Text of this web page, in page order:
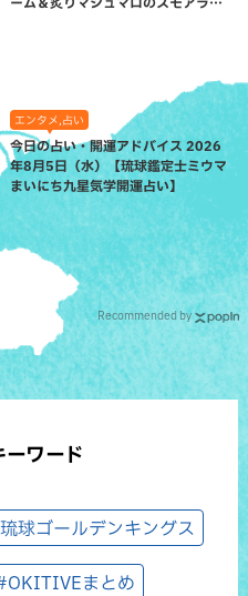
エンタメ,占い
今日の占い・開運アドバイス 2026
年8月5日（水）【琉球鑑定士ミウマ
まいにち九星気学開運占い】
Recommended by
ワード
球ゴールデンキングス
まとめ